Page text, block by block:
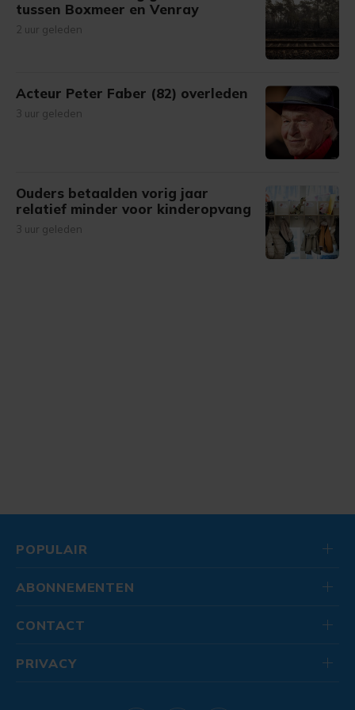
tussen Boxmeer en Venray
2 uur geleden
Acteur Peter Faber (82) overleden
3 uur geleden
Ouders betaalden vorig jaar
relatief minder voor kinderopvang
3 uur geleden
POPULAIR
ABONNEMENTEN
CONTACT
PRIVACY